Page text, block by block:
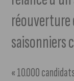
réouverture
saisonniers
« 10.000